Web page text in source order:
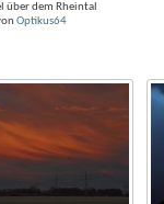
über dem Rheintal
Optikus64